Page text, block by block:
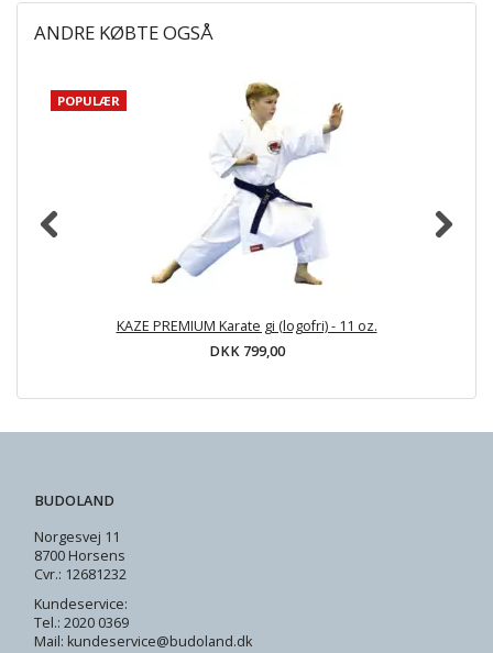
ANDRE KØBTE OGSÅ
POPULÆR
KAZE PREMIUM Karate gi (logofri) - 11 oz.
DKK 799,00
BUDOLAND
Norgesvej 11
8700 Horsens
Cvr.: 12681232
Kundeservice:
Tel.: 2020 0369
Mail: kundeservice@budoland.dk